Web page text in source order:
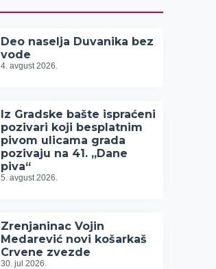
Deo naselja Duvanika bez
vode
4. avgust 2026.
Iz Gradske bašte ispraćeni
pozivari koji besplatnim
pivom ulicama grada
pozivaju na 41. „Dane
piva“
5. avgust 2026.
Zrenjaninac Vojin
Medarević novi košarkaš
Crvene zvezde
30. jul 2026.